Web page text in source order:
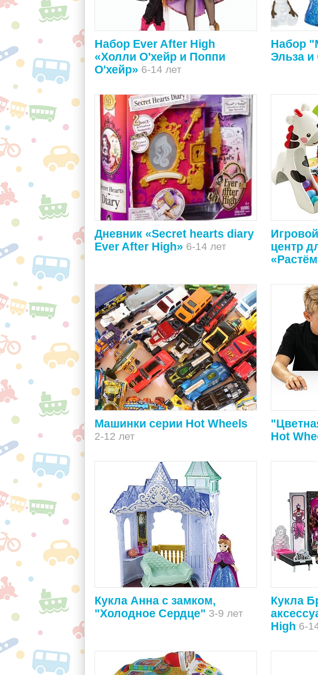
Набор Ever After High
«Холли О'хейр и Поппи
О'хейр» 6-14 лет
Набор
Эльза
Дневник «Secret hearts diary
Ever After High» 6-14 лет
центр
Машинки серии Hot Wheels
2-12 лет
Hot
Кукла Анна с замком,
"Холодное Сердце" 3-9 лет
Кукла
High 6-